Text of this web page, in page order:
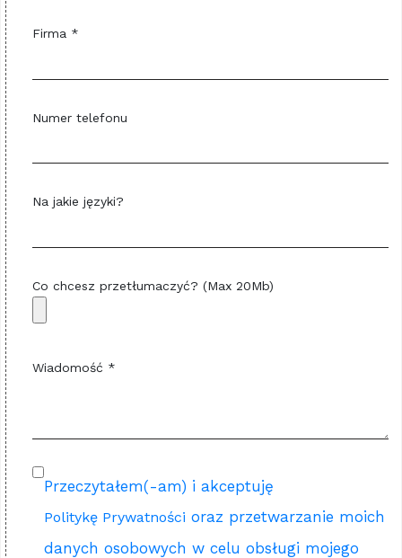
Firma *
Numer telefonu
Na jakie języki?
Co chcesz przetłumaczyć? (Max 20Mb)
Wiadomość *
Przeczytałem(-am) i akceptuję
Politykę Prywatności oraz przetwarzanie moich
danych osobowych w celu obsługi mojego